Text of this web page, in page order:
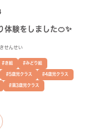
体験をしました🍊✨
せんせい
#き組 #みどり組
#5歳児クラス #4歳児クラス
#満3歳児クラス